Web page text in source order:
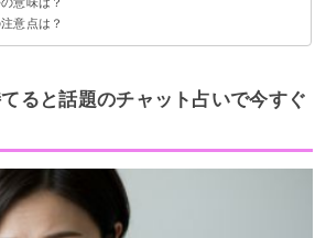
【吉夢】
夢】
告夢】
夢・警告夢】
夢【警告夢】
意点は？
夢や凶夢は人に話す
ると話題のチャット占いで今すぐ